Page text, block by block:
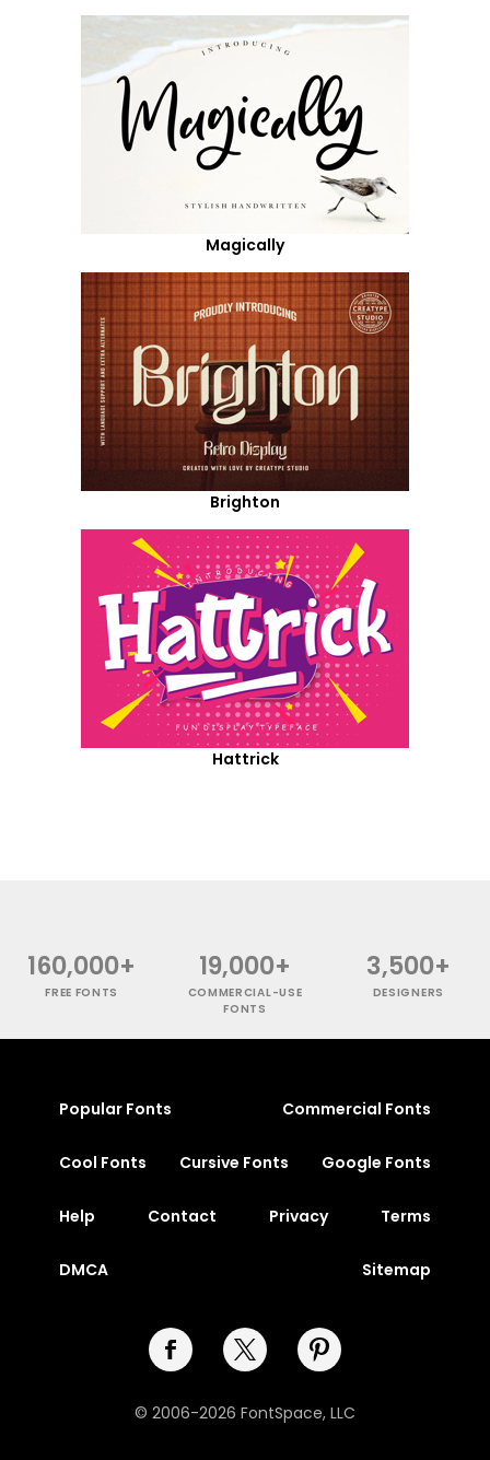
Magically
Brighton
Hattrick
160,000+
FREE FONTS
19,000+
COMMERCIAL-USE
FONTS
3,500+
DESIGNERS
Popular Fonts Commercial Fonts
Cool Fonts Cursive Fonts Google Fonts
Help Contact Privacy Terms
DMCA Sitemap
© 2006-2026 FontSpace, LLC